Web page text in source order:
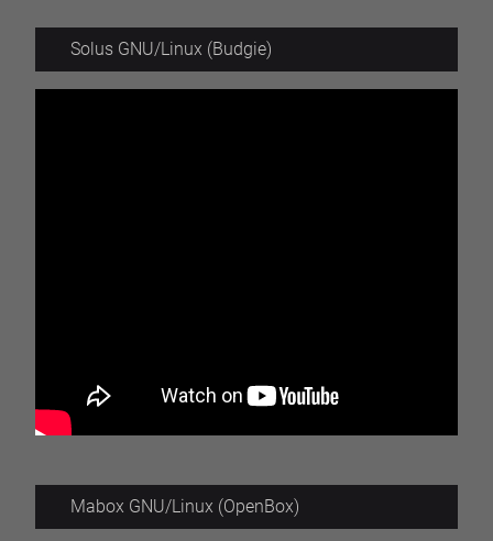
Solus GNU/Linux (Budgie)
Mabox GNU/Linux (OpenBox)